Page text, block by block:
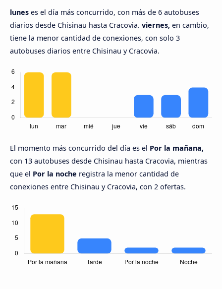
lunes es el día más concurrido, con más de 6 autobuses
diarios desde Chisinau hasta Cracovia. viernes, en cambio,
tiene la menor cantidad de conexiones, con solo 3
autobuses diarios entre Chisinau y Cracovia.
El momento más concurrido del día es el Por la mañana,
con 13 autobuses desde Chisinau hasta Cracovia, mientras
que el Por la noche registra la menor cantidad de
conexiones entre Chisinau y Cracovia, con 2 ofertas.